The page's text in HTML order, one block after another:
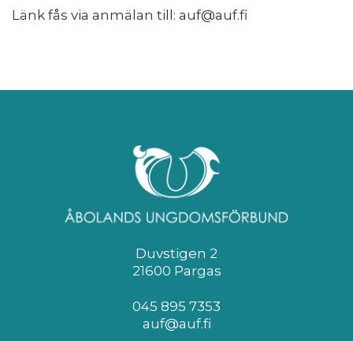
Länk fås via anmälan till: auf@auf.fi
Duvstigen 2
21600 Pargas
045 895 7353
auf@auf.fi